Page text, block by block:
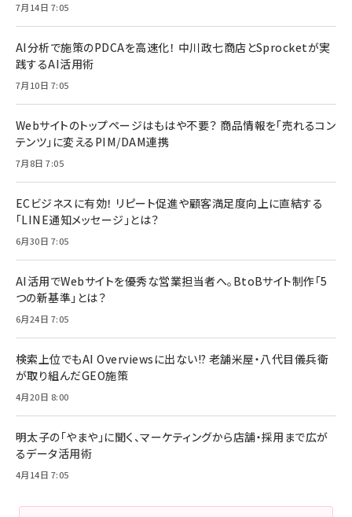
7月14日 7:05
AI分析で施策のPDCAを高速化！ 中川政七商店とSprocketが実
践するAI活用術
7月10日 7:05
Webサイトのトップページはもはや不要？ 商品情報を「売れるコン
テンツ」に変えるPIM/DAM連携
7月8日 7:05
ECビジネスに有効！ リピート促進や顧客満足度向上に直結する
「LINE通知メッセージ」とは？
6月30日 7:05
AI活用でWebサイトを優秀な営業担当者へ。BtoBサイト制作「5
つの新基準」とは？
6月24日 7:05
検索上位でもAI Overviewsに出ない!? 老舗米屋・八代目儀兵衛
が取り組んだGEO施策
4月20日 8:00
明太子の「やまや」に聞く、マーケティングから店舗・採用まで広が
るデータ活用術
4月14日 7:05